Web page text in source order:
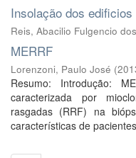
Insolação dos edificios
Reis, Abacilio Fulgencio dos
MERRF
Lorenzoni, Paulo José (
Resumo: Introdução:
caracterizada por
rasgadas (RRF) na
características de